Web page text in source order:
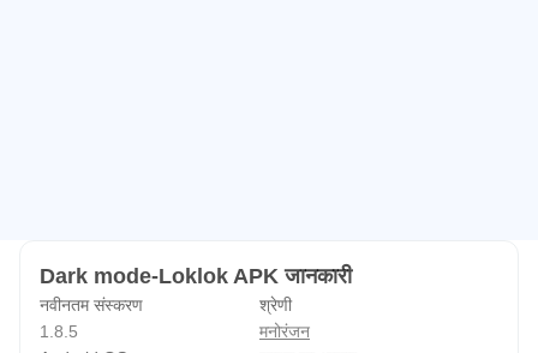
Dark mode-Loklok APK जानकारी
नवीनतम संस्करण
1.8.5
श्रेणी
मनोरंजन